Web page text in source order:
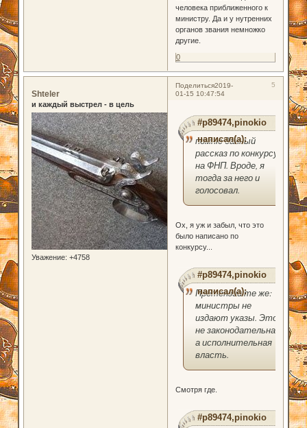
человека приближенного к
министру. Да и у нутренних
органов звания немножко
другие.
0
Поделиться 5
2019-
01-15 10:47:54
Shteler
и каждый выстрел - в цель
Уважение: +4758
#p89474,pinokio
написал(а):
помню данный
рассказ по конкурсу
на ФНП. Вроде, я
тогда за него и
голосовал.
Ох, я уж и забыл, что это
было написано по
конкурсу...
#p89474,pinokio
написал(а):
Претензии те же:
министры не
издают указы. Это
не законодательная,
а исполнительная
власть.
Смотря где.
#p89474,pinokio